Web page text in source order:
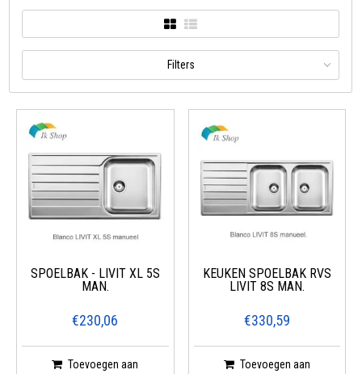
Filters
SPOELBAK - LIVIT XL 5S
MAN.
€230,06
Toevoegen aan
KEUKEN SPOELBAK RVS
LIVIT 8S MAN.
€330,59
Toevoegen aan